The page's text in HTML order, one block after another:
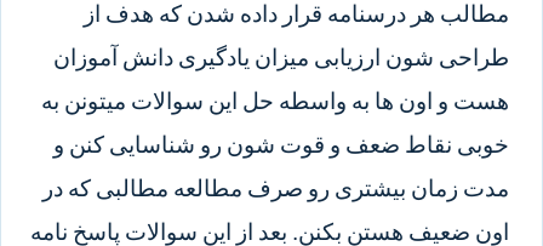
مطالب هر درسنامه قرار داده شدن که هدف از
طراحی شون ارزیابی میزان یادگیری دانش آموزان
هست و اون ها به واسطه حل این سوالات میتونن به
خوبی نقاط ضعف و قوت شون رو شناسایی کنن و
مدت زمان بیشتری رو صرف مطالعه مطالبی که در
اون ضعیف هستن بکنن. بعد از این سوالات پاسخ نامه